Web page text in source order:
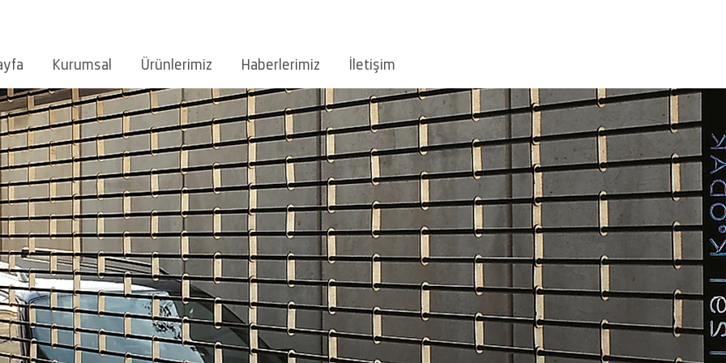
Kurumsal Ürünlerimiz Haberlerimiz İletişim